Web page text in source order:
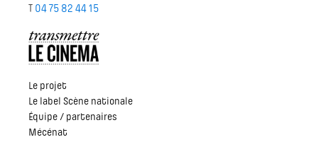
T 04 75 82 44 15
Le projet
Le label Scène nationale
Équipe / partenaires
Mécénat